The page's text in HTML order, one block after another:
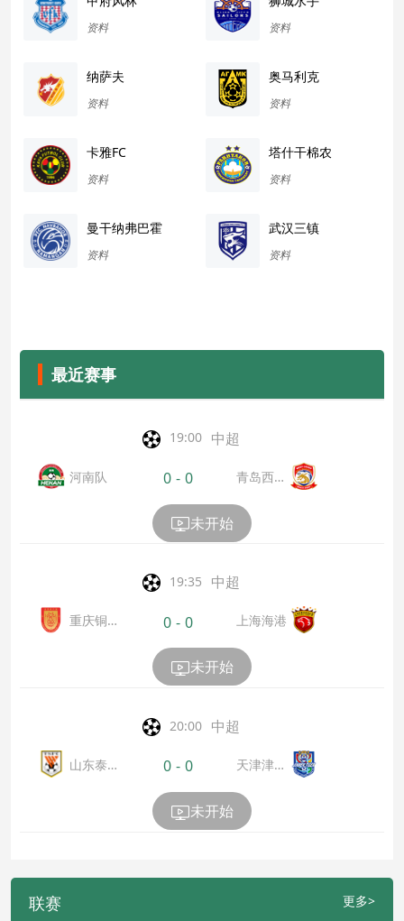
资料 资料
纳萨夫
资料
奥马利克
资料
卡雅FC
资料
塔什干棉农
资料
曼干纳弗巴霍
资料
武汉三镇
资料
最近赛事
19:00 中超
河南队 0 - 0
青岛西海
未开始
19:35 中超
重庆铜
0 - 0 上海海港
未开始
20:00 中超
山东泰
0 - 0
天津津门
未开始
联赛 更多>